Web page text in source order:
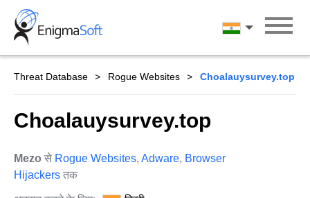
Skip
content
हिन्दी
Threat Database Rogue Websites Choalauysurvey.top
Choalauysurvey.top
Mezo से Rogue Websites, Adware, Browser
Hijackers तक